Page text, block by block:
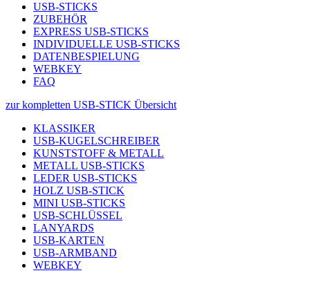
USB-STICKS
ZUBEHÖR
EXPRESS USB-STICKS
INDIVIDUELLE USB-STICKS
DATENBESPIELUNG
WEBKEY
FAQ
zur kompletten USB-STICK Übersicht
KLASSIKER
USB-KUGELSCHREIBER
KUNSTSTOFF & METALL
METALL USB-STICKS
LEDER USB-STICKS
HOLZ USB-STICK
MINI USB-STICKS
USB-SCHLÜSSEL
LANYARDS
USB-KARTEN
USB-ARMBAND
WEBKEY